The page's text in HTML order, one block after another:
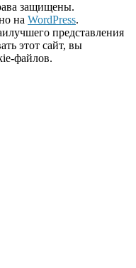
защищены.
на WordPress.
представления
этот сайт, вы
файлов.